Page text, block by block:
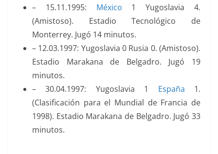
– 15.11.1995: México 1 Yugoslavia 4.
(Amistoso). Estadio Tecnológico de
Monterrey. Jugó 14 minutos.
– 12.03.1997: Yugoslavia 0 Rusia 0. (Amistoso).
Estadio Marakana de Belgadro. Jugó 19
minutos.
– 30.04.1997: Yugoslavia 1 España 1.
(Clasificación para el Mundial de Francia de
1998). Estadio Marakana de Belgadro. Jugó 33
minutos.